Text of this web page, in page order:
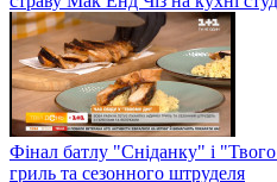
Фінал батлу "Сніданку" і
гриль та сезонного штруделя